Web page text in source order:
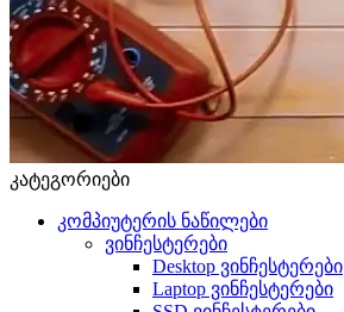
კატეგორიები
კომპიუტერის ნაწილები
ვინჩესტერები
Desktop ვინჩესტერები
Laptop ვინჩესტერები